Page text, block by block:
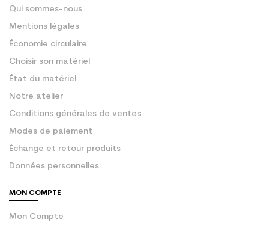
Qui sommes-nous
Mentions légales
Économie circulaire
Choisir son matériel
État du matériel
Notre atelier
Conditions générales de ventes
Modes de paiement
Échange et retour produits
Données personnelles
MON COMPTE
Mon Compte